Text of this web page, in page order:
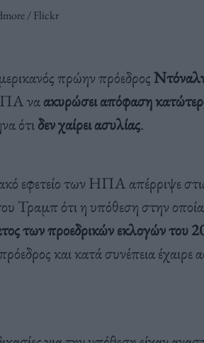
/ Flickr
πρώην πρόεδρος
ναακυρώσει απόφαση
ότιδεν χαίρει ασυλίας.
εφετείο των ΗΠΑ απέρριψε
Τραμπ ότι η υπόθεση στην οποία
των προεδρικών εκλογών του
και κατά συνέπεια έχαιρε